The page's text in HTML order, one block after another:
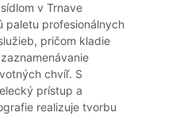
v Trnave
paletu profesionálnych
pričom kladie
chvíľ. S
prístup a
realizuje tvorbu